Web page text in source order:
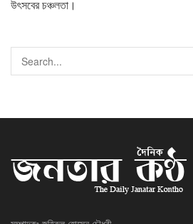
উৎসবের চঞ্চলতা।